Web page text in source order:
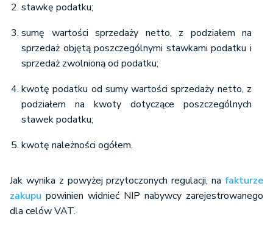
stawkę podatku;
sumę wartości sprzedaży netto, z podziałem na
sprzedaż objętą poszczególnymi stawkami podatku i
sprzedaż zwolnioną od podatku;
kwotę podatku od sumy wartości sprzedaży netto, z
podziałem na kwoty dotyczące poszczególnych
stawek podatku;
kwotę należności ogółem.
Jak wynika z powyżej przytoczonych regulacji, na fakturze
zakupu powinien widnieć NIP nabywcy zarejestrowanego
dla celów VAT.